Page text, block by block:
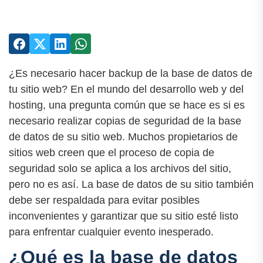
¿Es necesario hacer backup de la base de datos de
tu sitio web? En el mundo del desarrollo web y del
hosting, una pregunta común que se hace es si es
necesario realizar copias de seguridad de la base
de datos de su sitio web. Muchos propietarios de
sitios web creen que el proceso de copia de
seguridad solo se aplica a los archivos del sitio,
pero no es así. La base de datos de su sitio también
debe ser respaldada para evitar posibles
inconvenientes y garantizar que su sitio esté listo
para enfrentar cualquier evento inesperado.
¿Qué es la base de datos